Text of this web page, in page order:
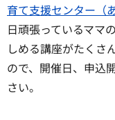
育て支援センター（
日頑張っているママ
しめる講座がたくさ
ので、開催日、申込
さい。